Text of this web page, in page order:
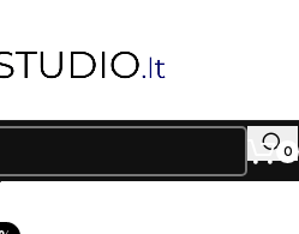
0